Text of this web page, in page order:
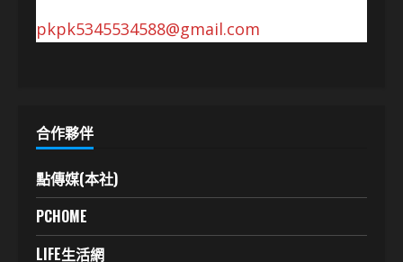
pkpk5345534588@gmail.com
合作夥伴
點傳媒(本社)
PCHOME
LIFE生活網